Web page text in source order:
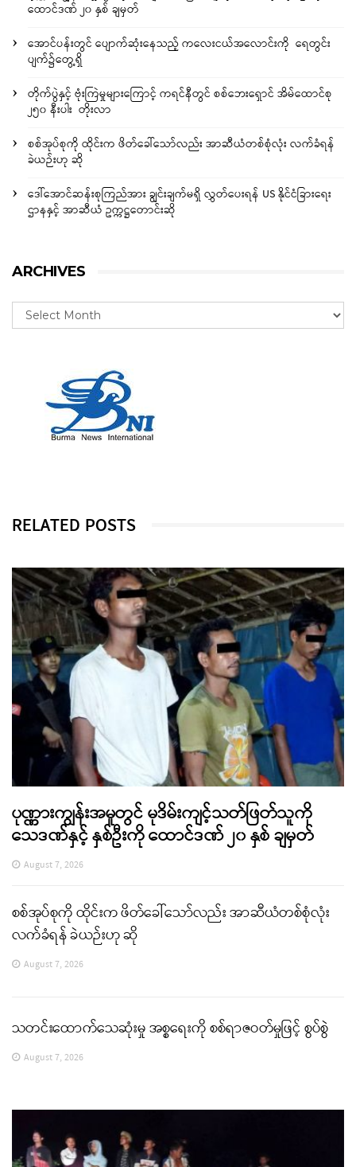
ထောင်ဒဏ် ၂၀ နှစ် ချမှတ်
အောင်ပန်းတွင် ပျောက်ဆုံးနေသည့် ကလေးငယ်အလောင်းကို ရေတွင်း
ပျက်၌တွေ့ရှိ
တိုက်ပွဲနှင့် ဗုံးကြဲမှုများကြောင့် ကရင်နီတွင် စစ်ဘေးရှောင် အိမ်ထောင်စု
၂၅၀ နီးပါး တိုးလာ
စစ်အုပ်စုကို ထိုင်းက ဖိတ်ခေါ်သော်လည်း အာဆီယံတစ်စုံလုံး လက်ခံရန်
ခဲယဉ်းဟု ဆို
ဒေါ်အောင်ဆန်းစုကြည်အား ချွင်းချက်မရှိ လွှတ်ပေးရန် US နိုင်ငံခြားရေး
ဌာနနှင့် အာဆီယံ ဥက္ကဋ္ဌတောင်းဆို
ARCHIVES
RELATED POSTS
ပုဏ္ဏားကျွန်းအမှုတွင် မုဒိမ်းကျင့်သတ်ဖြတ်သူကို
သေဒဏ်နှင့် နှစ်ဦးကို ထောင်ဒဏ် ၂၀ နှစ် ချမှတ်
August 7, 2026
စစ်အုပ်စုကို ထိုင်းက ဖိတ်ခေါ်သော်လည်း အာဆီယံတစ်စုံလုံး
လက်ခံရန် ခဲယဉ်းဟု ဆို
August 7, 2026
သတင်းထောက်သေဆုံးမှု အစ္စရေးကို စစ်ရာဇဝတ်မှုဖြင့် စွပ်စွဲ
August 7, 2026